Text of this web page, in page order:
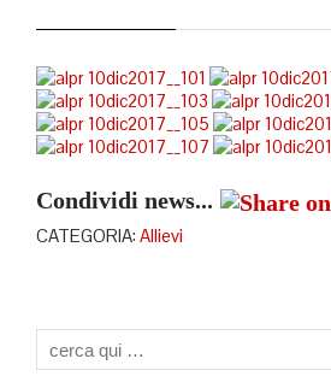
Condividi news...
CATEGORIA: Allievi